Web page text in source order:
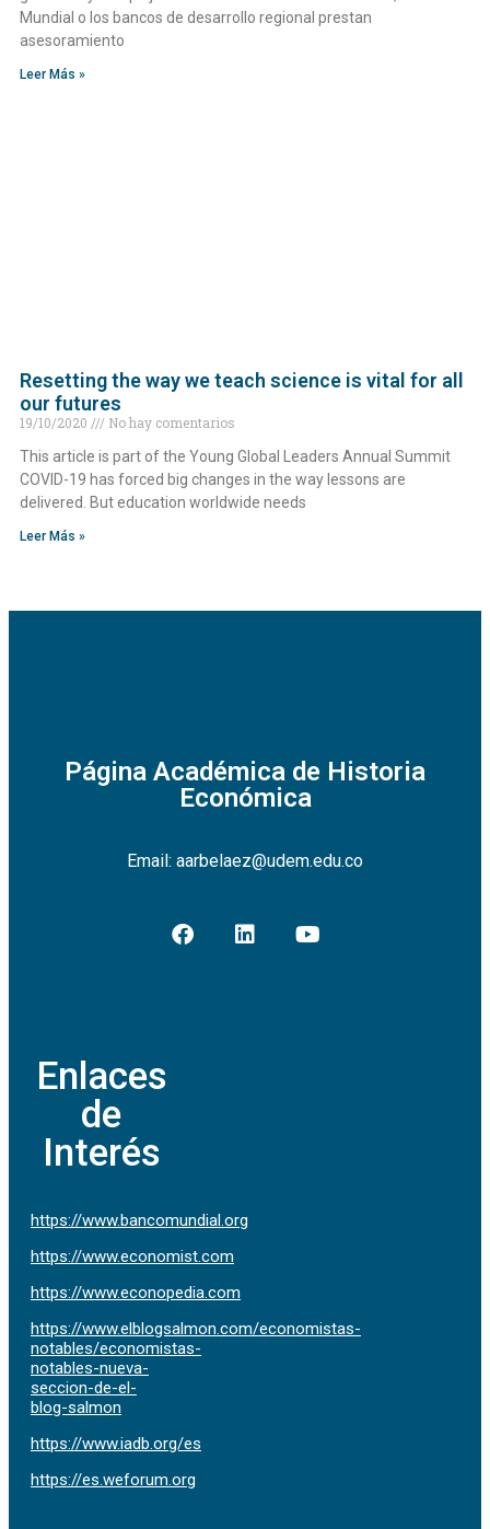
Mundial o los bancos de desarrollo regional prestan
asesoramiento
Leer Más »
Resetting the way we teach science is vital for all
our futures
19/10/2020
No hay comentarios
This article is part of the Young Global Leaders Annual Summit
COVID-19 has forced big changes in the way lessons are
delivered. But education worldwide needs
Leer Más »
Página Académica de Historia
Económica
Email: aarbelaez@udem.edu.co
Enlaces
de
Interés
https://www.bancomundial.org
https://www.economist.com
https://www.econopedia.com
https://www.elblogsalmon.com/economistas-
notables/economistas-
notables-nueva-
seccion-de-el-
blog-salmon
https://www.iadb.org/es
https://es.weforum.org